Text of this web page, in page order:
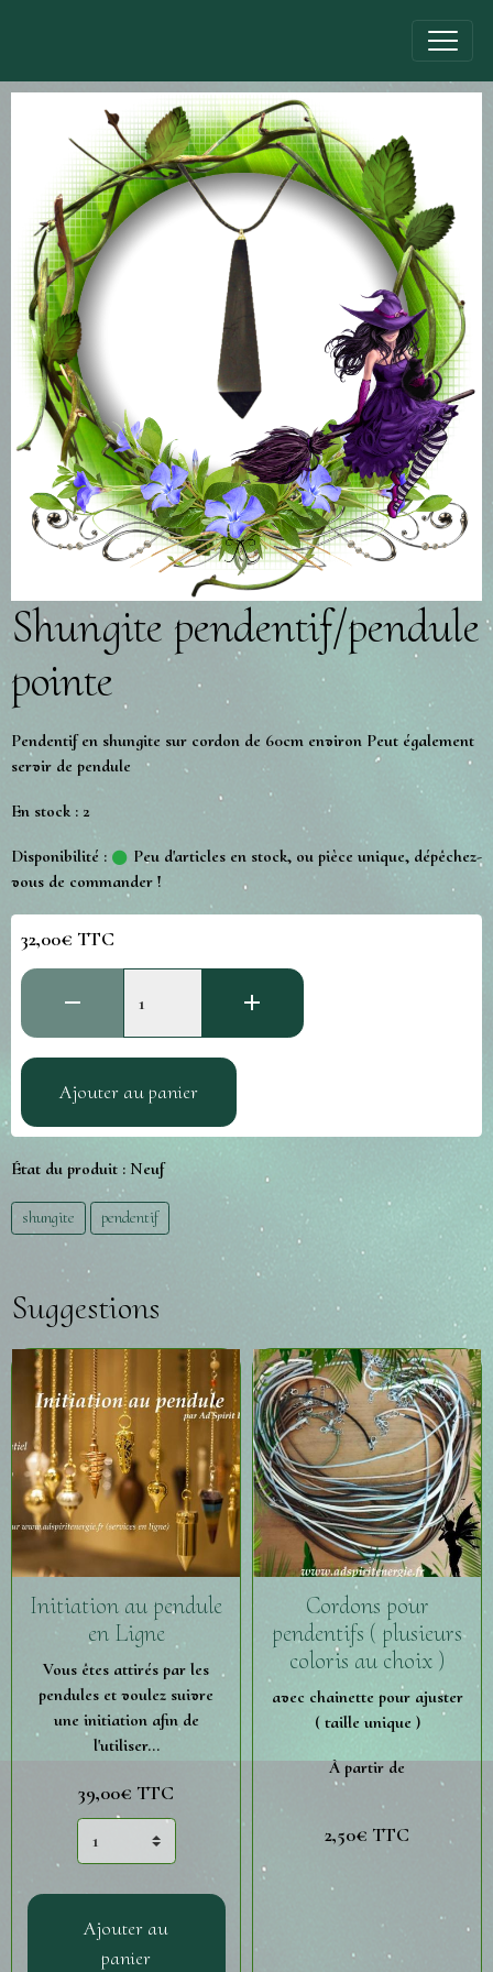
Shungite pendentif/pendule
pointe
Pendentif en shungite sur cordon de 60cm environ Peut également
servir de pendule
En stock : 2
Disponibilité :
Peu d'articles en stock, ou pièce unique, dépêchez-
vous de commander !
32,00€ TTC
Ajouter au panier
État du produit : Neuf
shungite pendentif
Suggestions
Initiation au pendule
en Ligne
Vous êtes attirés par les
pendules et voulez suivre
une initiation afin de
l'utiliser...
39,00€ TTC
Ajouter au
panier
Cordons pour
pendentifs ( plusieurs
coloris au choix )
avec chainette pour ajuster
( taille unique )
À partir de
2,50€ TTC